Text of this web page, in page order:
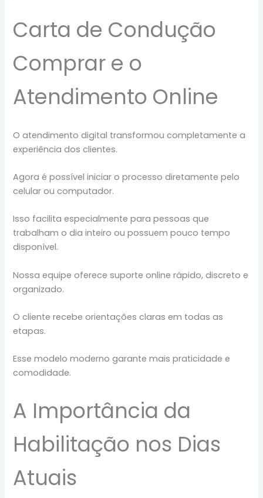
Carta de Condução
Comprar e o
Atendimento Online
O atendimento digital transformou completamente a
experiência dos clientes.
Agora é possível iniciar o processo diretamente pelo
celular ou computador.
Isso facilita especialmente para pessoas que
trabalham o dia inteiro ou possuem pouco tempo
disponível.
Nossa equipe oferece suporte online rápido, discreto e
organizado.
O cliente recebe orientações claras em todas as
etapas.
Esse modelo moderno garante mais praticidade e
comodidade.
A Importância da
Habilitação nos Dias
Atuais